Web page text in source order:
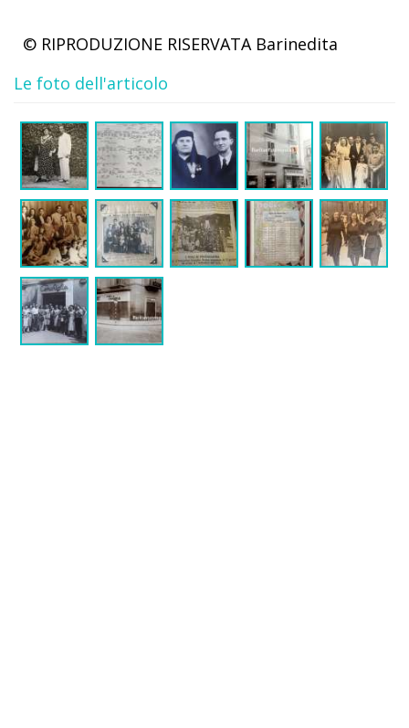
© RIPRODUZIONE RISERVATA Barinedita
Le foto dell'articolo